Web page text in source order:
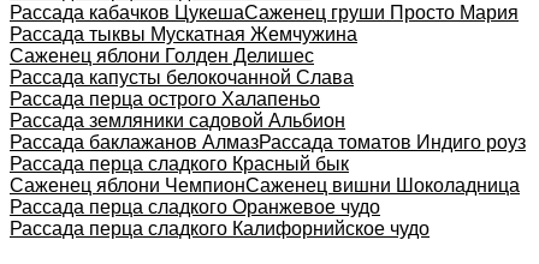
Рассада кабачков ЦукешаСаженец груши Просто Мария
Рассада тыквы Мускатная Жемчужина
Саженец яблони Голден Делишес
Рассада капусты белокочанной Слава
Рассада перца острого Халапеньо
Рассада земляники садовой Альбион
Рассада баклажанов АлмазРассада томатов Индиго роуз
Рассада перца сладкого Красный бык
Саженец яблони ЧемпионСаженец вишни Шоколадница
Рассада перца сладкого Оранжевое чудо
Рассада перца сладкого Калифорнийское чудо